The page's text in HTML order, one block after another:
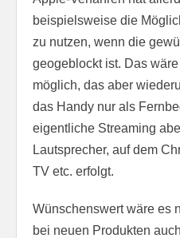
beispielsweise die
zu nutzen, wenn die
geogeblockt ist. Das
möglich, das aber
das Handy nur als
eigentliche Streaming
Lautsprecher, auf dem
TV etc. erfolgt.
Wünschenswert wäre es
bei neuen Produkten